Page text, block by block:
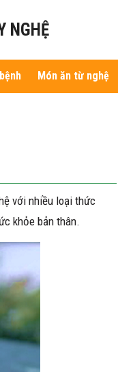
NGHỆ
Món ăn từ nghệ
với nhiều loại thức
khỏe bản thân.